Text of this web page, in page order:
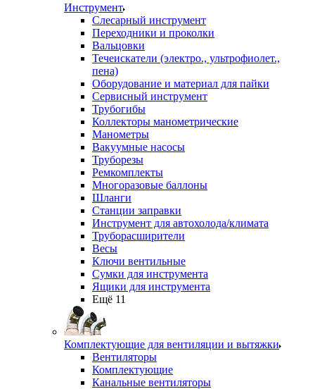
Инструмент
Слесарный инструмент
Переходники и проколки
Вальцовки
Течеискатели (электро., ультрофиолет.,
пена)
Оборудование и материал для пайки
Сервисный инструмент
Трубогибы
Коллекторы манометрические
Манометры
Вакуумные насосы
Труборезы
Ремкомплекты
Многоразовые баллоны
Шланги
Станции заправки
Инструмент для автохолода/климата
Труборасширители
Весы
Ключи вентильные
Сумки для инструмента
Ящики для инструмента
Ещё 11
Комплектующие для вентиляции и вытяжки
Вентиляторы
Комплектующие
Канальные вентиляторы